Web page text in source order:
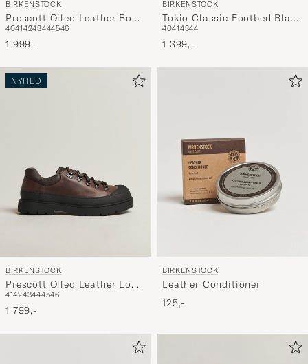
BIRKENSTOCK
Prescott Oiled Leather Boot
Black
40414243444546
1 999,-
BIRKENSTOCK
Tokio Classic Footbed Black
Suede
40414344
1 399,-
NYHED
BIRKENSTOCK
Prescott Oiled Leather Low
Boot Habanna
414243444546
1 799,-
BIRKENSTOCK
Leather Conditioner
125,-